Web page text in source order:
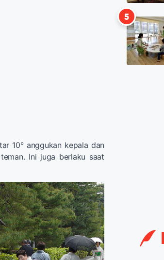
10° anggukan kepala dan
Ini juga berlaku saat
5